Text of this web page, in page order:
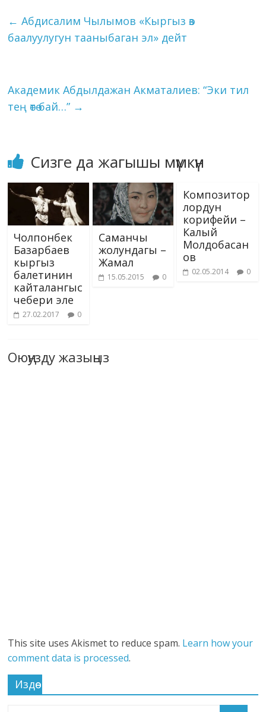
o
o
k
a
m
dI
n
r er A
p
ki
l et y
Li
e
← Абдисалим Чылымов «Кыргыз өз
баалуулугун тааныбаган эл» дейт
Академик Абдылдажан Акматалиев: “Эки тил
тең өтө бай…” →
Сизге да жагышы мүмкүн
Чолпонбек
Базарбаев
кыргыз
балетинин
кайталангыс
чебери эле
27.02.2017 0
Саманчы
жолундагы –
Жамал
15.05.2015 0
Композитор
лордун
корифейи –
Калый
Молдобасан
ов
02.05.2014 0
Оюңузду жазыңыз
This site uses Akismet to reduce spam. Learn how your
comment data is processed.
Издөө